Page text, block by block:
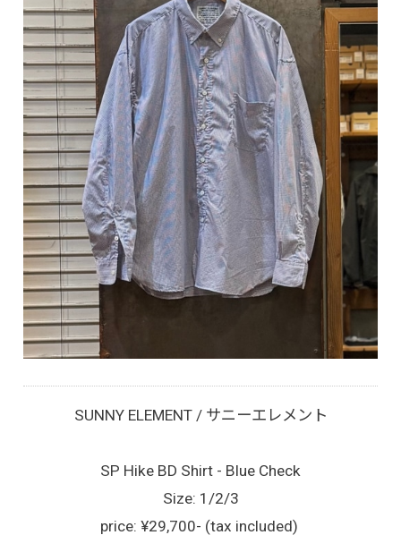
SUNNY ELEMENT / サニーエレメント
SP Hike BD Shirt - Blue Check
Size: 1/2/3
price: ¥29,700- (tax included)